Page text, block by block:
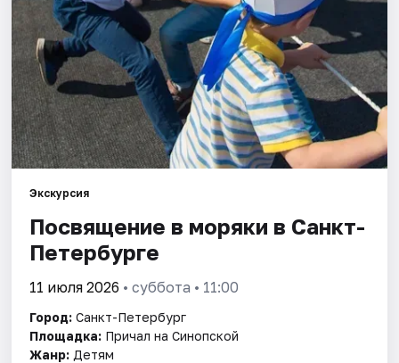
Рейтинги
Экскурсия
Посвящение в моряки в Санкт-
Петербурге
11 июля 2026 • суббота • 11:00
Город: Санкт-Петербург
Площадка: Причал на Синопской
Жанр: Детям